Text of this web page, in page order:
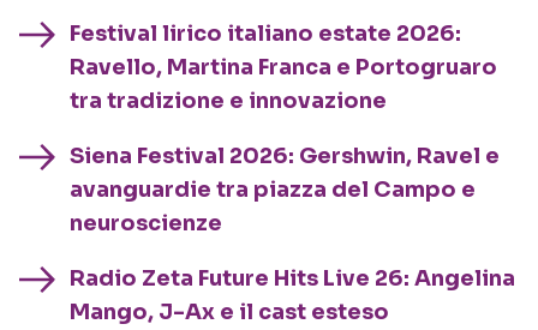
Festival lirico italiano estate 2026:
Ravello, Martina Franca e Portogruaro
tra tradizione e innovazione
Siena Festival 2026: Gershwin, Ravel e
avanguardie tra piazza del Campo e
neuroscienze
Radio Zeta Future Hits Live 26: Angelina
Mango, J-Ax e il cast esteso